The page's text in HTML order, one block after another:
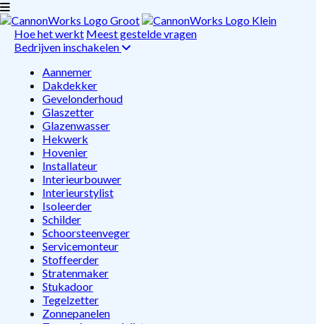
Hoe het werkt Meest gestelde vragen
Bedrijven inschakelen
Aannemer
Dakdekker
Gevelonderhoud
Glaszetter
Glazenwasser
Hekwerk
Hovenier
Installateur
Interieurbouwer
Interieurstylist
Isoleerder
Schilder
Schoorsteenveger
Servicemonteur
Stoffeerder
Stratenmaker
Stukadoor
Tegelzetter
Zonnepanelen